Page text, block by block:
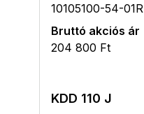
10105100-54-01R
Bruttó akciós ár
204 800 Ft
KDD 110 J